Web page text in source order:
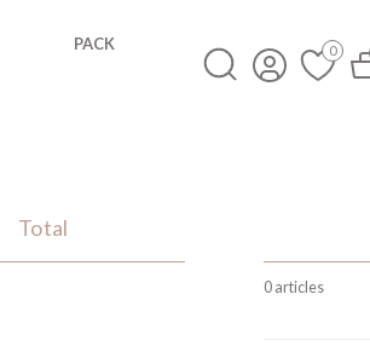
PACK 0
Total
0 articles